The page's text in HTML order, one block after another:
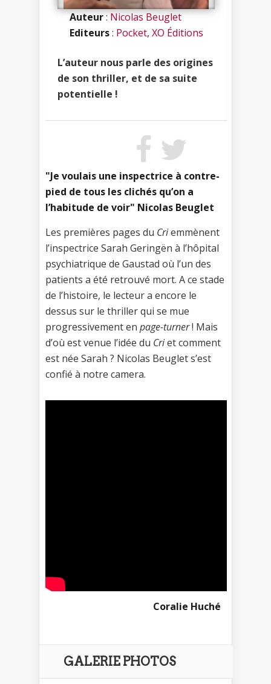
Auteur:Nicolas Beuglet
Editeurs: Pocket, XO Éditions
L’auteur nous parle des origines
de son thriller, et de sa suite
potentielle !
"Je voulais une inspectrice à contre-
pied de tous les clichés qu’on a
l’habitude de voir" Nicolas Beuglet
Les premières pages du Criemmènent
l’inspectrice Sarah Geringën à l’hôpital
psychiatrique de Gaustad où l’un des
patients a été retrouvé mort. A ce stade
de l’histoire, le lecteur a encore le
dessus sur le thriller qui se mue
progressivement en page-turner! Mais
d’où est venue l’idée du Criet comment
est née Sarah ? Nicolas Beuglet s’est
confié à notre camera.
Coralie Huché
GALERIE PHOTOS